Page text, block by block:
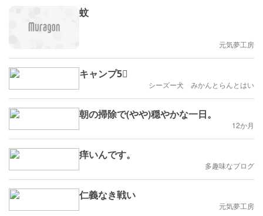
蚊
元気夢工房
キャンプ5⃣
シーズー犬 みかんとらんとはい
朝の掃除で(やや)穏やかな一日。
12か月
痒いんです。
多趣味なブログ
仁義なき戦い
元気夢工房